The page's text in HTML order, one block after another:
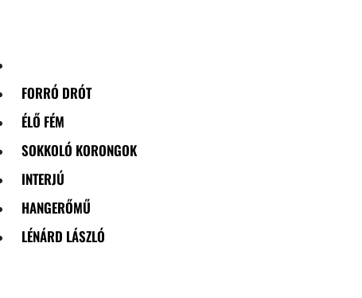
FORRÓ DRÓT
ÉLŐ FÉM
SOKKOLÓ KORONGOK
INTERJÚ
HANGERŐMŰ
LÉNÁRD LÁSZLÓ